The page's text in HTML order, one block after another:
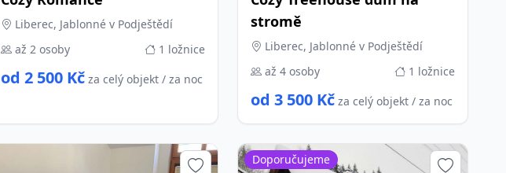
Liberec, Jablonné v Podještědí
až 2 osoby
1 ložnice
od 2 500 Kč za celý objekt / za noc
stromě
Liberec, Jablonné v Podještědí
až 4 osoby
1 ložnice
od 3 500 Kč za celý objekt / za noc
Doporučujeme